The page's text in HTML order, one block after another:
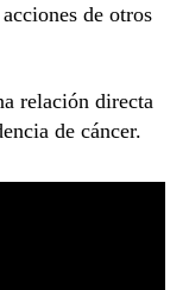
de otros
relación directa
de cáncer.